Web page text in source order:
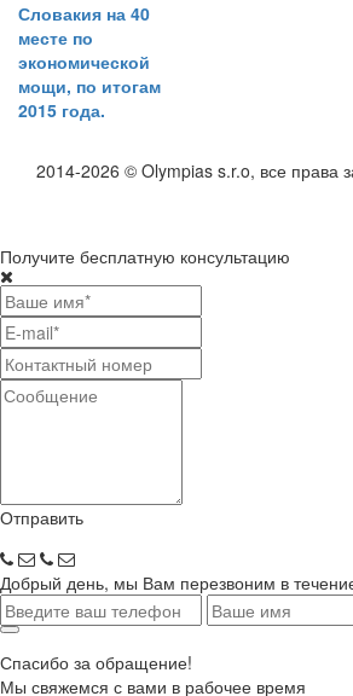
Словакия на 40
месте по
экономической
мощи, по итогам
2015 года.
2014-2026 © Olympias s.r.o, все права
Получите бесплатную консультацию
Отправить
Добрый день, мы Вам перезвоним в
Спасибо за обращение!
Мы свяжемся с вами в рабочее время